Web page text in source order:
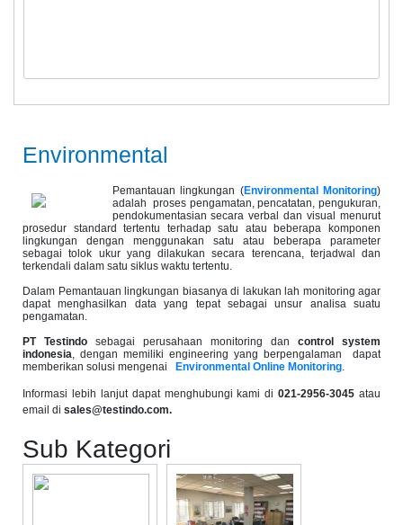
Environmental
Pemantauan lingkungan (Environmental Monitoring)
adalah proses pengamatan, pencatatan, pengukuran,
pendokumentasian secara verbal dan visual menurut
prosedur standard tertentu terhadap satu atau beberapa komponen
lingkungan dengan menggunakan satu atau beberapa parameter
sebagai tolok ukur yang dilakukan secara terencana, terjadwal dan
terkendali dalam satu siklus waktu tertentu.
Dalam Pemantauan lingkungan biasanya di lakukan lah monitoring agar
dapat menghasilkan data yang tepat sebagai unsur analisa suatu
pengamatan.
PT Testindo sebagai perusahaan monitoring dan control system
indonesia , dengan memiliki engineering yang berpengalaman dapat
memberikan solusi mengenai
Environmental Online Monitoring
Informasi lebih lanjut dapat menghubungi kami di021-2956-3045 atau
email di sales@testindo.com.
Sub Kategori